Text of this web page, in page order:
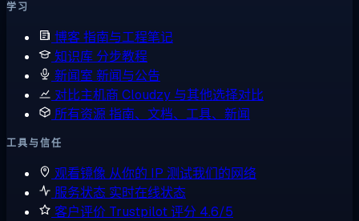
学习
博客指南与工程笔记
知识库 分步教程
新闻室 新闻与公告
对比主机商 Cloudzy 与其他选择对比
所有资源指南、文档、工具、新闻
工具与信任
观看镜像 从你的 IP 测试我们的网络
服务状态 实时在线状态
客户评价 Trustpilot 评分 4.6/5